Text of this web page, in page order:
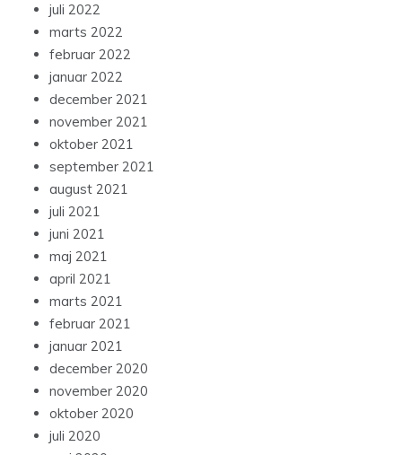
juli 2022
marts 2022
februar 2022
januar 2022
december 2021
november 2021
oktober 2021
september 2021
august 2021
juli 2021
juni 2021
maj 2021
april 2021
marts 2021
februar 2021
januar 2021
december 2020
november 2020
oktober 2020
juli 2020